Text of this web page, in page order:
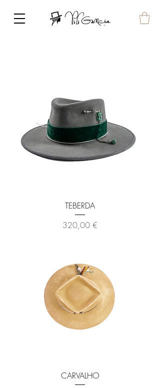
TEBERDA
Prix
320,00 €
CARVALHO